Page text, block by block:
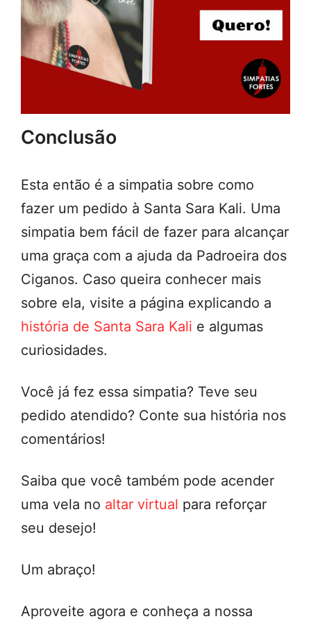
Conclusão
Esta então é a simpatia sobre como
fazer um pedido à Santa Sara Kali. Uma
simpatia bem fácil de fazer para alcançar
uma graça com a ajuda da Padroeira dos
Ciganos. Caso queira conhecer mais
sobre ela, visite a página explicando a
história de Santa Sara Kali e algumas
curiosidades.
Você já fez essa simpatia? Teve seu
pedido atendido? Conte sua história nos
comentários!
Saiba que você também pode acender
uma vela no altar virtual para reforçar
seu desejo!
Um abraço!
Aproveite agora e conheça a nossa